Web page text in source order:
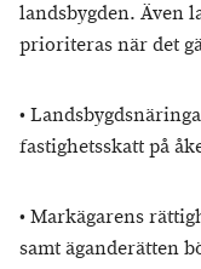
landsbygden. Även
prioriteras när det
•
fastighetsskatt på
•Markägarens
samt äganderätten